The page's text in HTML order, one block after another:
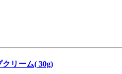
リーム( 30g)